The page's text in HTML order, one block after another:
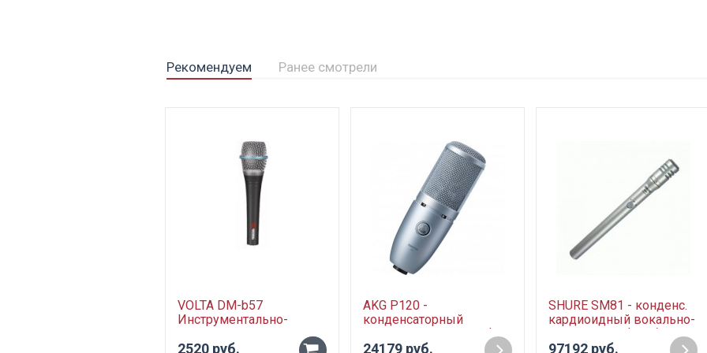
Рекомендуем Ранее смотрели
VOLTA DM-b57
Инструментально-
динамический
2520 руб. -
AKG P120 -
конденсаторный
кардиоидный микрофон,
мембрана 2/3", 20-
24179 руб.
SHURE SM81 - конденс.
кардиоидный вокально-
инстр. микрофон без
кабеля
97192 руб.